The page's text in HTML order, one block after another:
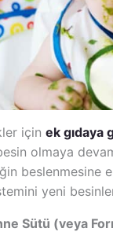
için ek gıdaya
olmaya
beslenmesine
yeni
Sütü (veya